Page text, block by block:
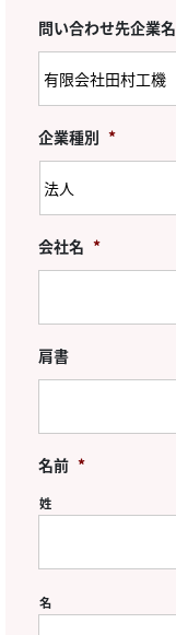
問い合わせ先企業名
企業種別 *
会社名 *
肩書
名前 *
姓
名